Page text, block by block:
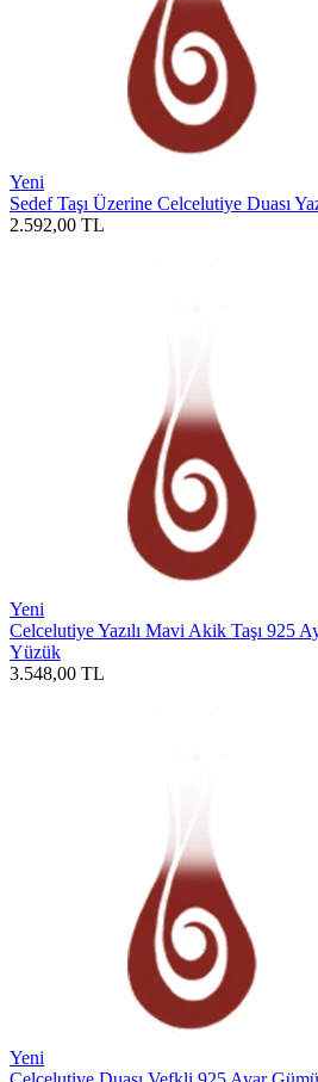
Yeni
Sedef Taşı Üzerine Celcelutiye Duası
2.592,00 TL
Yeni
Celcelutiye Yazılı Mavi Akik Taşı 925
Yüzük
3.548,00 TL
Yeni